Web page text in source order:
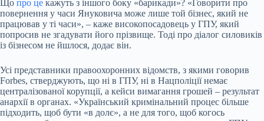
Що про це кажуть з іншого боку «барикади»? «Говорити про
повернення у часи Януковича може лише той бізнес, який не
працював у ті часи», – каже високопосадовець у ГПУ, який
попросив не згадувати його прізвище. Тоді про діалог силовиків
із бізнесом не йшлося, додає він.
Усі представники правоохоронних відомств, з якими говорив
Forbes, стверджують, що ні в ГПУ, ні в Нацполіції немає
централізованої корупції, а кейси вимагання грошей – результат
анархії в органах. «Український кримінальний процес більше
підходить, щоб бути «в долє», а не для того, щоб когось